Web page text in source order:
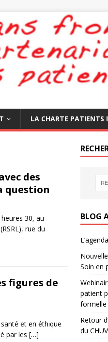
LA CHARTE PATIENTS
des
question
30, au
rue du
figures de
et en éthique
par les […]
BLOG
Soin en
patient
formelle
Retour
du CHUV